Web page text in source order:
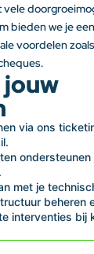
bieden we je
voordelen
jouw
via ons
met je
beheren
interventies bij